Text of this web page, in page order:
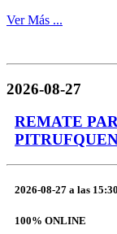
Ver Más ...
2026-08-27
REMATE
2026-08-27 a las
100% ONLINE